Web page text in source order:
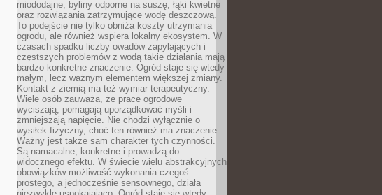
miododajne, byliny odporne na suszę, łąki kwietne
oraz rozwiązania zatrzymujące wodę deszczową.
To podejście nie tylko obniża koszty utrzymania
ogrodu, ale również wspiera lokalny ekosystem. W
czasach spadku liczby owadów zapylających i
częstszych problemów z wodą takie działania mają
bardzo konkretne znaczenie. Ogród staje się wtedy
małym, lecz ważnym elementem większej zmiany.
Kontakt z ziemią ma też wymiar terapeutyczny.
Wiele osób zauważa, że prace ogrodowe
wyciszają, pomagają uporządkować myśli i
zmniejszają napięcie. Nie chodzi wyłącznie o
wysiłek fizyczny, choć ten również ma znaczenie.
Ważny jest także sam charakter tych czynności.
Są namacalne, konkretne i prowadzą do
widocznego efektu. W świecie wielu abstrakcyjnych
obowiązków możliwość wykonania czegoś
prostego, a jednocześnie sensownego, działa